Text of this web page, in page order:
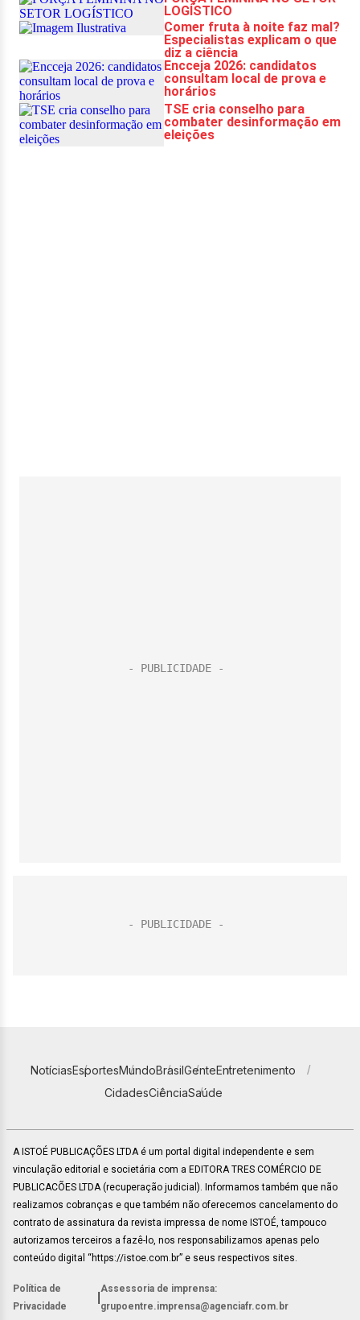
NotíciasEsportesMundoBrasilGenteEntretenimento
CidadesCiênciaSaúde
A ISTOÉ PUBLICAÇÕES LTDA é um portal digital independente e sem
vinculação editorial e societária com a EDITORA TRES COMÉRCIO DE
PUBLICACÕES LTDA (recuperação judicial). Informamos também que não
realizamos cobranças e que também não oferecemos cancelamento do
contrato de assinatura da revista impressa de nome ISTOÉ, tampouco
autorizamos terceiros a fazê-lo, nos responsabilizamos apenas pelo
conteúdo digital “https://istoe.com.br” e seus respectivos sites.
Política de
Privacidade
Assessoria de imprensa:
grupoentre.imprensa@agenciafr.com.br